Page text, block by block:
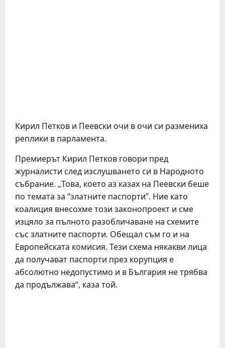
Кирил Петков и Пеевски очи в очи си размениха
реплики в парламента.
Премиерът Кирил Петков говори пред
журналисти след изслушването си в Народното
събрание. „Това, което аз казах на Пеевски беше
по темата за “златните паспорти”. Ние като
коалиция внесохме този законопроект и сме
изцяло за пълното разобличаване на схемите
със златните паспорти. Обещал съм го и на
Европейската комисия. Тези схема някакви лица
да получават паспорти през корупция е
абсолютно недопустимо и в България не трябва
да продължава“, каза той.